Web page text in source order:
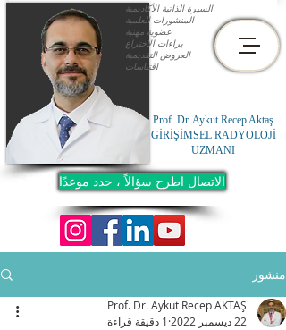
Prof. Dr. Aykut Recep Aktaş
GİRİŞİMSEL RADYOLOJİ
UZMANI
الاتصال اطرح سؤالاً ، حدد موعدًا
السيرة الذاتية الأكاديمية
المنشورات العلمية
عضوية مهنية
براءات الاختراع
العروض التقديمية
اقتباسات
منشور
Prof. Dr. Aykut Recep AKTAŞ
22 ديسمبر 2022
1 دقيقة قراءة